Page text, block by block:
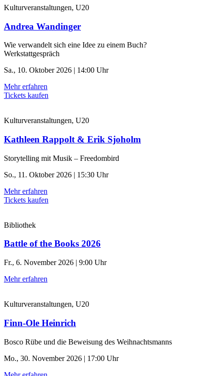
Kulturveranstaltungen, U20
Andrea Wandinger
Wie verwandelt sich eine Idee zu einem Buch?
Werkstattgespräch
Sa., 10. Oktober 2026 | 14:00 Uhr
Mehr erfahren
Tickets kaufen
Kulturveranstaltungen, U20
Kathleen Rappolt & Erik Sjoholm
Storytelling mit Musik – Freedombird
So., 11. Oktober 2026 | 15:30 Uhr
Mehr erfahren
Tickets kaufen
Bibliothek
Battle of the Books 2026
Fr., 6. November 2026 | 9:00 Uhr
Mehr erfahren
Kulturveranstaltungen, U20
Finn-Ole Heinrich
Bosco Rübe und die Beweisung des Weihnachtsmanns
Mo., 30. November 2026 | 17:00 Uhr